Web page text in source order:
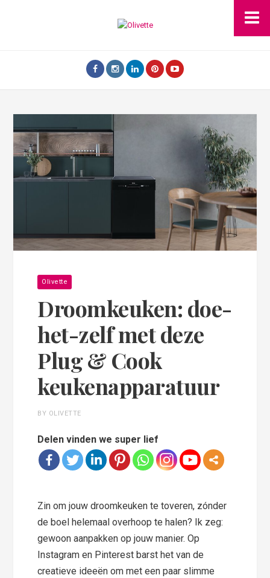
Olivette
Droomkeuken: doe-
het-zelf met deze
Plug & Cook
keukenapparatuur
BY OLIVETTE
Delen vinden we super lief
Zin om jouw droomkeuken te toveren, zónder
de boel helemaal overhoop te halen? Ik zeg:
gewoon aanpakken op jouw manier. Op
Instagram en Pinterest barst het van de
creatieve ideeën om met een paar slimme